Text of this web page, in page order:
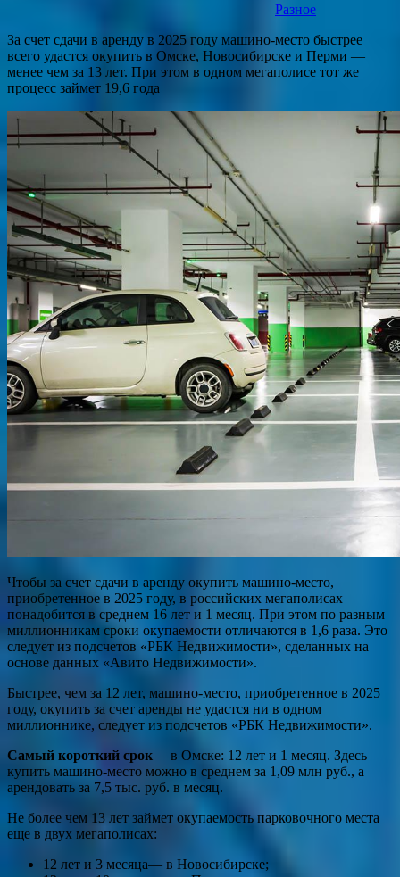
Разное
За счет сдачи в аренду в 2025 году машино-место быстрее
всего удастся окупить в Омске, Новосибирске и Перми —
менее чем за 13 лет. При этом в одном мегаполисе тот же
процесс займет 19,6 года
Чтобы за счет сдачи в аренду окупить машино-место,
приобретенное в 2025 году, в российских мегаполисах
понадобится в среднем 16 лет и 1 месяц. При этом по разным
миллионникам сроки окупаемости отличаются в 1,6 раза. Это
следует из подсчетов «РБК Недвижимости», сделанных на
основе данных «Авито Недвижимости».
Быстрее, чем за 12 лет, машино-место, приобретенное в 2025
году, окупить за счет аренды не удастся ни в одном
миллионнике, следует из подсчетов «РБК Недвижимости».
Самый короткий срок— в Омске: 12 лет и 1 месяц. Здесь
купить машино-место можно в среднем за 1,09 млн руб., а
арендовать за 7,5 тыс. руб. в месяц.
Не более чем 13 лет займет окупаемость парковочного места
еще в двух мегаполисах:
12 лет и 3 месяца— в Новосибирске;